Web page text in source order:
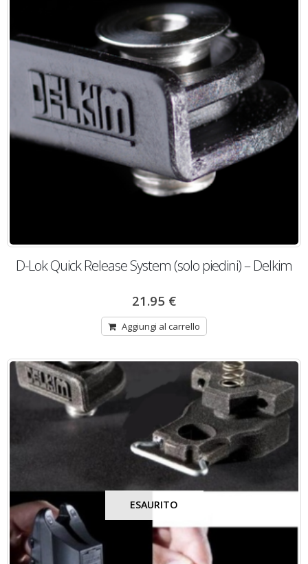
D-Lok Quick Release System (solo piedini) – Delkim
21.95 €
Aggiungi al carrello
ESAURITO